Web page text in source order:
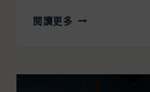
閱讀更多